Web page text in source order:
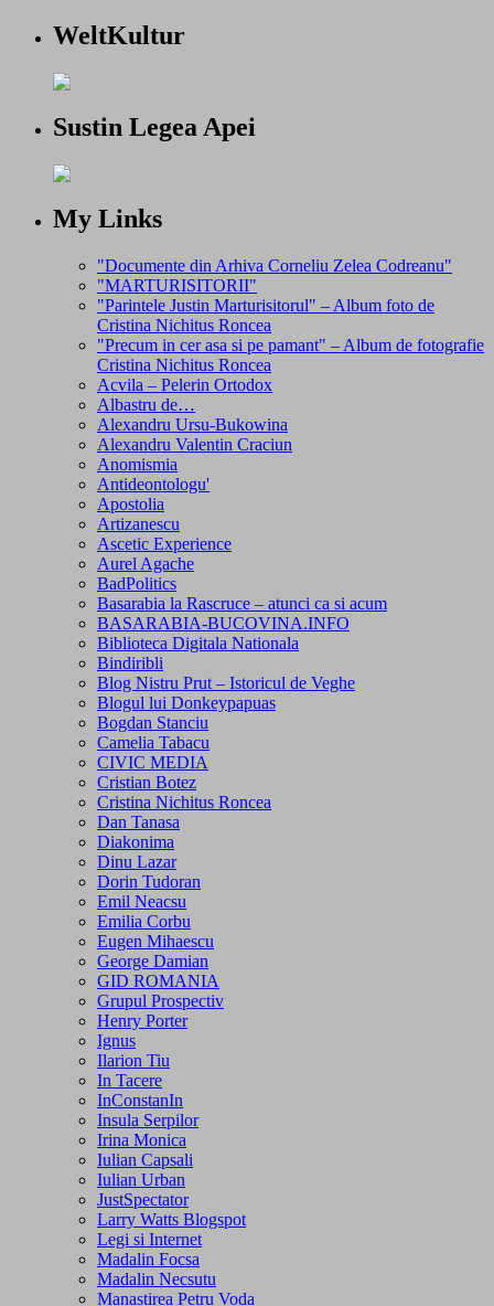
WeltKultur
Sustin Legea Apei
My Links
"Documente din Arhiva Corneliu Zelea Codreanu"
"MARTURISITORII"
"Parintele Justin Marturisitorul" – Album foto de
Cristina Nichitus Roncea
"Precum in cer asa si pe pamant" – Album de fotografie
Cristina Nichitus Roncea
Acvila – Pelerin Ortodox
Albastru de…
Alexandru Ursu-Bukowina
Alexandru Valentin Craciun
Anomismia
Antideontologu'
Apostolia
Artizanescu
Ascetic Experience
Aurel Agache
BadPolitics
Basarabia la Rascruce – atunci ca si acum
BASARABIA-BUCOVINA.INFO
Biblioteca Digitala Nationala
Bindiribli
Blog Nistru Prut – Istoricul de Veghe
Blogul lui Donkeypapuas
Bogdan Stanciu
Camelia Tabacu
CIVIC MEDIA
Cristian Botez
Cristina Nichitus Roncea
Dan Tanasa
Diakonima
Dinu Lazar
Dorin Tudoran
Emil Neacsu
Emilia Corbu
Eugen Mihaescu
George Damian
GID ROMANIA
Grupul Prospectiv
Henry Porter
Ignus
Ilarion Tiu
In Tacere
InConstanIn
Insula Serpilor
Irina Monica
Iulian Capsali
Iulian Urban
JustSpectator
Larry Watts Blogspot
Legi si Internet
Madalin Focsa
Madalin Necsutu
Manastirea Petru Voda